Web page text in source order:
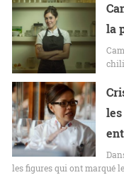
la
les figures qui ont marqué